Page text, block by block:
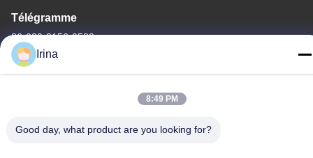
Télégramme
86-020-3156-0583
-2026 MCREAT (GUANGZHOU) BIO-TECH CO.,LTD Tous les
Irina
8:49 PM
Good day, what product are you looking for?